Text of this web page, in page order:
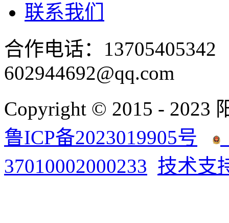
联系我们
合作电话：
602944692@qq.com
Copyright © 2015 - 2023
鲁ICP备2023019905号
37010002000233 技术支